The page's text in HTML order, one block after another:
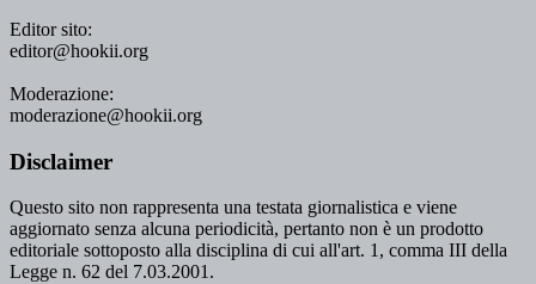
Editor sito:
editor@hookii.org
Moderazione:
moderazione@hookii.org
Disclaimer
Questo sito non rappresenta una testata giornalistica e viene
aggiornato senza alcuna periodicità, pertanto non è un prodotto
editoriale sottoposto alla disciplina di cui all'art. 1, comma III della
Legge n. 62 del 7.03.2001.